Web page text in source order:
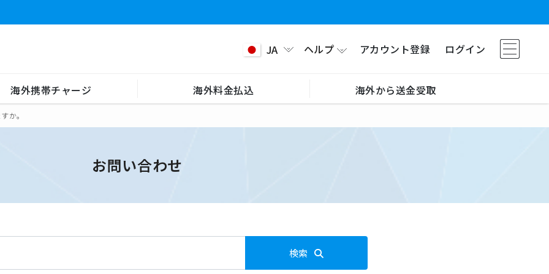
JA ヘルプ アカウント登録 ログイン
海外携帯チャージ 海外料金払込 海外から送金受取
か。
お問い合わせ
検索